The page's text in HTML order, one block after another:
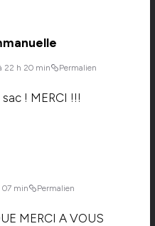
22 h 20 min Permalien
! MERCI !!!
07 min Permalien
MERCI A VOUS